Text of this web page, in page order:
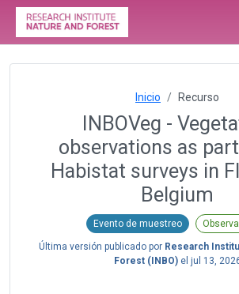
Inicio Recurso
INBOVeg -
observations as
Habistat surveys in
Belgium
Evento de muestreo
Última versión publicado por Research
Forest (INBO)el jul 13,